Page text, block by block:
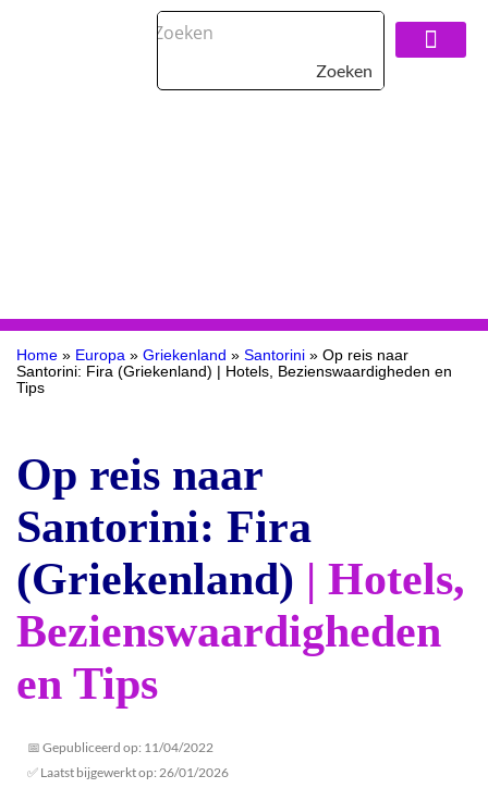
Zoeken
Home » Europa » Griekenland » Santorini » Op reis naar
Santorini: Fira (Griekenland) | Hotels, Bezienswaardigheden en
Tips
Op reis naar
Santorini: Fira
(Griekenland) | Hotels,
Bezienswaardigheden
en Tips
📅 Gepubliceerd op: 11/04/2022
✅ Laatst bijgewerkt op: 26/01/2026